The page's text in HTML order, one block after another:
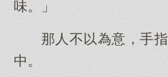
味。」
那人不以為意，手
中。